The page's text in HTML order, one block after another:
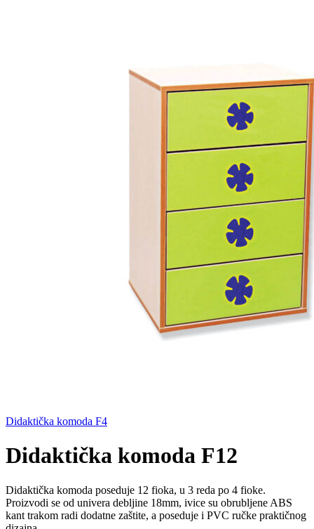
Didaktička komoda F4
Didaktička komoda F12
Didaktička komoda poseduje 12 fioka, u 3 reda po 4 fioke.
Proizvodi se od univera debljine 18mm, ivice su obrubljene ABS
kant trakom radi dodatne zaštite, a poseduje i PVC ručke praktičnog